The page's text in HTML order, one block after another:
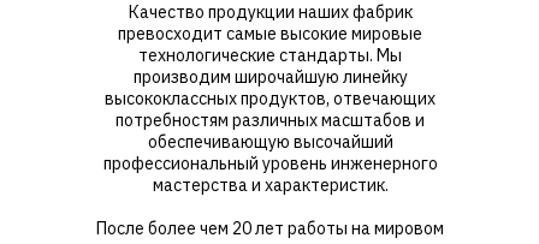
Качество продукции наших фабрик
превосходит самые высокие мировые
технологические стандарты. Мы
производим широчайшую линейку
высококлассных продуктов, отвечающих
потребностям различных масштабов и
обеспечивающую высочайший
профессиональный уровень инженерного
мастерства и характеристик.
После более чем 20 лет работы на мировом